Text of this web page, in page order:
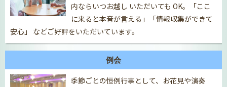
内ならいつお越し いただいても OK。「ここ
に来ると本音が言える」「情報収集ができて
安心」 などご好評をいただいています。
例会
季節ごとの恒例行事として、お花見や演奏